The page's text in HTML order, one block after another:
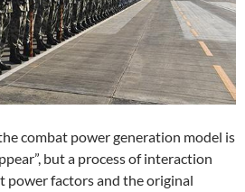
combat power generation model is
but a process of interaction
power factors and the original